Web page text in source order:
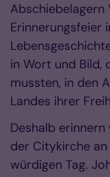
Abschiebelagern
Erinnerungsfeier
in Wort und Bild,
mussten, in den
Landes ihrer
Deshalb erinnern
der Citykirche an
würdigen Tag.